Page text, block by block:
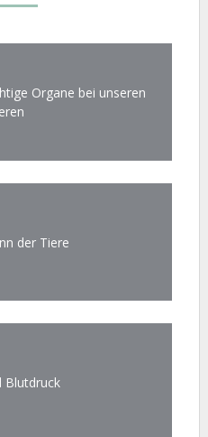
Organe bei unseren
der Tiere
Blutdruck